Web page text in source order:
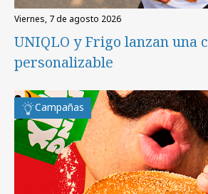
viernes, 7 de agosto 2026
UNIQLO y Frigo lanzan una
personalizable
Campañas